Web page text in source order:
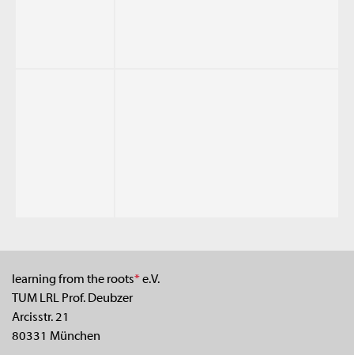
learning from the roots*e.V.
TUM LRL Prof. Deubzer
Arcisstr. 21
80331 München